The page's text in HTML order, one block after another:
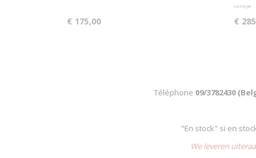
€ 175,00
canapé
€
Téléphone 09/3782430
"En stock" si en
We leveren